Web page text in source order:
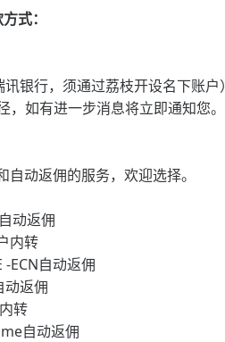
式：
讯银行，须通过荔枝开设名下账户）
如有进一步消息将立即通知您。
动返佣的服务，欢迎选择。
动返佣
转
自动返佣
返佣
转
自动返佣